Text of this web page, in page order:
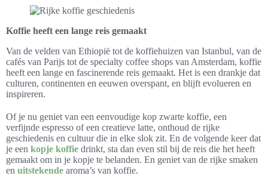
Koffie heeft een lange reis gemaakt
Van de velden van Ethiopië tot de koffiehuizen van Istanbul, van de
cafés van Parijs tot de specialty coffee shops van Amsterdam, koffie
heeft een lange en fascinerende reis gemaakt. Het is een drankje dat
culturen, continenten en eeuwen overspant, en blijft evolueren en
inspireren.
Of je nu geniet van een eenvoudige kop zwarte koffie, een
verfijnde espresso of een creatieve latte, onthoud de rijke
geschiedenis en cultuur die in elke slok zit. En de volgende keer dat
je een kopje koffie drinkt, sta dan even stil bij de reis die het heeft
gemaakt om in je kopje te belanden. En geniet van de rijke smaken
en uitstekende aroma’s van koffie.